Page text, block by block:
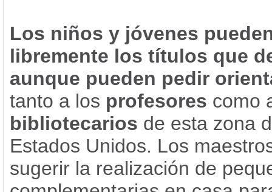
Los niños y jóvenes
libremente los títulos que
aunque pueden pedir
tanto a los profesores como
bibliotecarios de esta zona
Estados Unidos. Los
sugerir la realización de